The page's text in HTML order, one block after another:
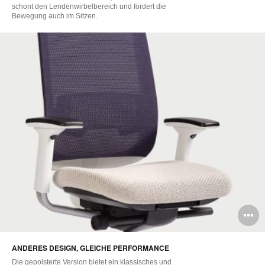
schont den Lendenwirbelbereich und fördert die
Bewegung auch im Sitzen.
ANDERES DESIGN, GLEICHE PERFORMANCE
Die gepolsterte Version bietet ein klassisches und